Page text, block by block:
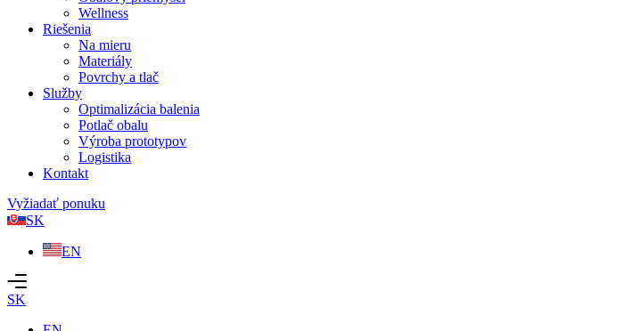
Wellness
Riešenia
Na mieru
Materiály
Povrchy a tlač
Služby
Optimalizácia balenia
Potlač obalu
Výroba prototypov
Logistika
Kontakt
Vyžiadať ponuku
SK
EN
SK